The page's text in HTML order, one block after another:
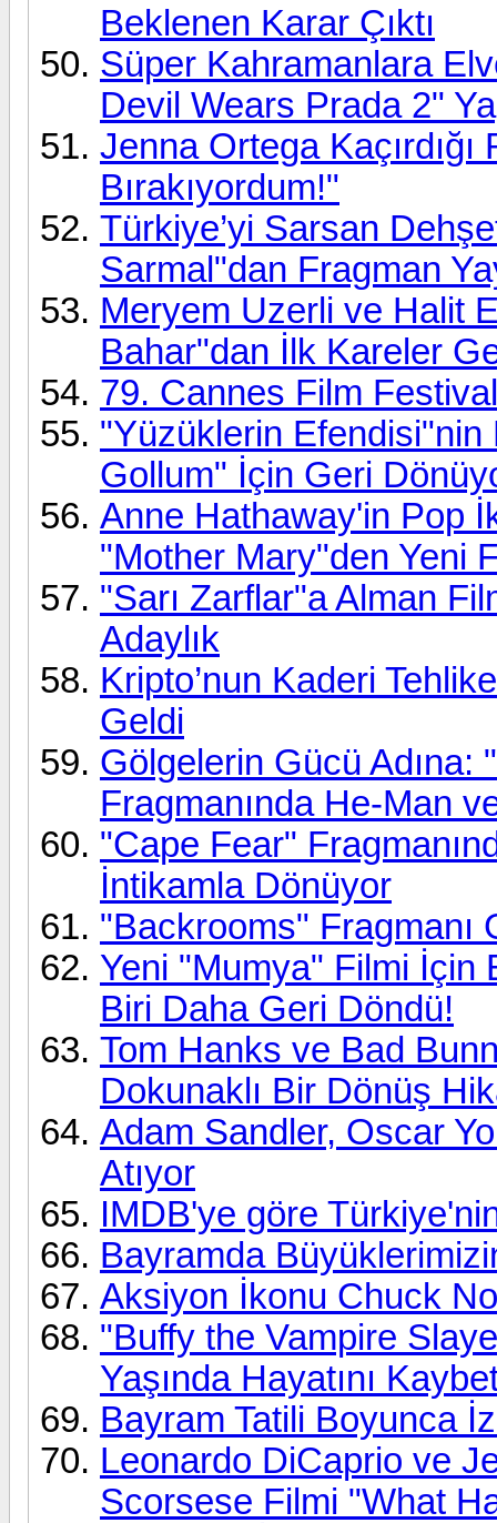
Beklenen Karar Çıktı
Süper Kahramanlara
Devil Wears Prada 2"
Jenna Ortega
Bırakıyordum!"
Türkiye’yi Sarsan
Sarmal"dan Fragman
Meryem Uzerli ve Halit
Bahar"dan İlk Kareler
79. Cannes Film
"Yüzüklerin
Gollum" İçin Geri
Anne Hathaway'in Pop
"Mother Mary"den Yeni
"Sarı Zarflar"a Alman
Adaylık
Kripto’nun Kaderi
Geldi
Gölgelerin Gücü
Fragmanında He-Man
"Cape Fear"
İntikamla Dönüyor
"Backrooms" Fragmanı
Yeni "Mumya" Filmi İçin
Biri Daha Geri Döndü!
Tom Hanks ve Bad
Dokunaklı Bir Dönüş
Adam Sandler, Oscar
Atıyor
IMDB'ye göre
Bayramda
Aksiyon İkonu Chuck
"Buffy the Vampire
Yaşında Hayatını
Bayram Tatili Boyunca
Leonardo DiCaprio ve
Scorsese Filmi "What